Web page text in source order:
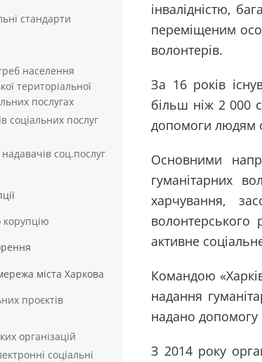
стандарти
населення
територіальної
послугах
соціальних послуг
соц.послуг
міста Харкова
проєктів
організацій
соціальні
інвалідністю,
переміщеним
волонтерів.
За 16 років
більш ніж 2 000
допомоги людям
Основними
гуманітарних
харчування,
волонтерського
активне
Командою
надання
надано допомогу
З 2014 року